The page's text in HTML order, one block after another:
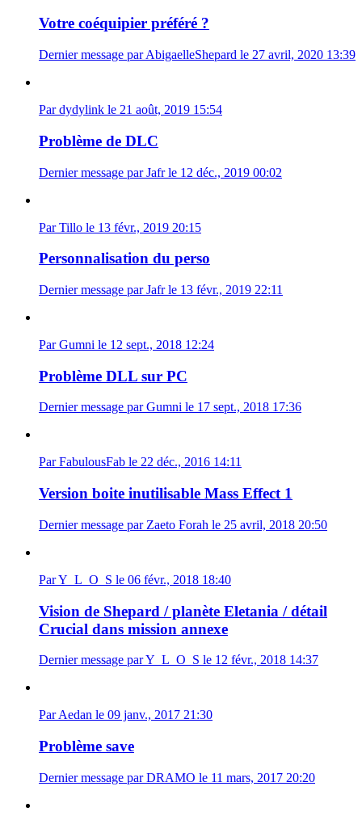
Votre coéquipier préféré ?
Dernier message par AbigaelleShepard le 27 avril, 2020 13:39
Par dydylink le 21 août, 2019 15:54
Problème de DLC
Dernier message par Jafr le 12 déc., 2019 00:02
Par Tillo le 13 févr., 2019 20:15
Personnalisation du perso
Dernier message par Jafr le 13 févr., 2019 22:11
Par Gumni le 12 sept., 2018 12:24
Problème DLL sur PC
Dernier message par Gumni le 17 sept., 2018 17:36
Par FabulousFab le 22 déc., 2016 14:11
Version boite inutilisable Mass Effect 1
Dernier message par Zaeto Forah le 25 avril, 2018 20:50
Par Y_L_O_S le 06 févr., 2018 18:40
Vision de Shepard / planète Eletania / détail
Crucial dans mission annexe
Dernier message par Y_L_O_S le 12 févr., 2018 14:37
Par Aedan le 09 janv., 2017 21:30
Problème save
Dernier message par DRAMO le 11 mars, 2017 20:20